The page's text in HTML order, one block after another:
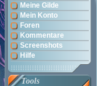
Meine Gilde
Mein Konto
Foren
Kommentare
Screenshots
Hilfe
Tools